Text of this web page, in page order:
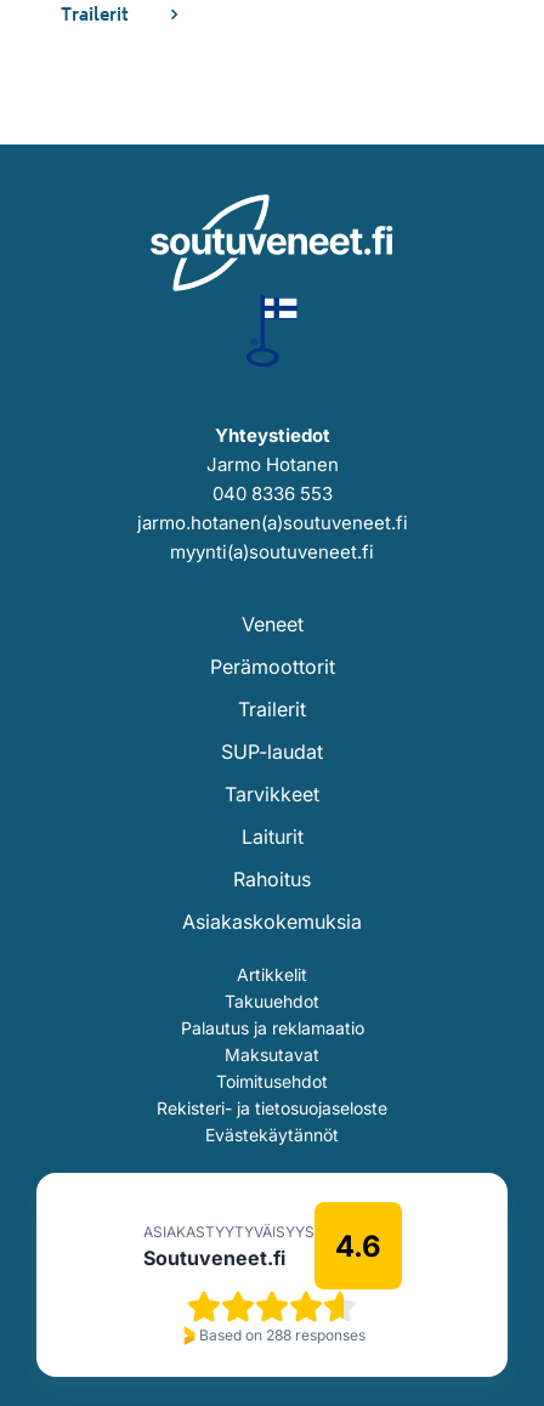
Trailerit
Yhteystiedot
Jarmo Hotanen
040 8336 553
jarmo.hotanen(a)soutuveneet.fi
myynti(a)soutuveneet.fi
Veneet
Perämoottorit
Trailerit
SUP-laudat
Tarvikkeet
Laiturit
Rahoitus
Asiakaskokemuksia
Artikkelit
Takuuehdot
Palautus ja reklamaatio
Maksutavat
Toimitusehdot
Rekisteri- ja tietosuojaseloste
Evästekäytännöt
ASIAKASTYYTYVÄISYYS
Soutuveneet.fi 4.6
Based on 288 responses